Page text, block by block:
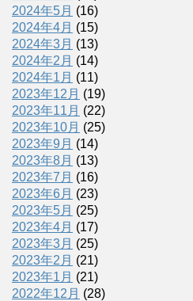
2024年5月 (16)
2024年4月 (15)
2024年3月 (13)
2024年2月 (14)
2024年1月 (11)
2023年12月 (19)
2023年11月 (22)
2023年10月 (25)
2023年9月 (14)
2023年8月 (13)
2023年7月 (16)
2023年6月 (23)
2023年5月 (25)
2023年4月 (17)
2023年3月 (25)
2023年2月 (21)
2023年1月 (21)
2022年12月 (28)